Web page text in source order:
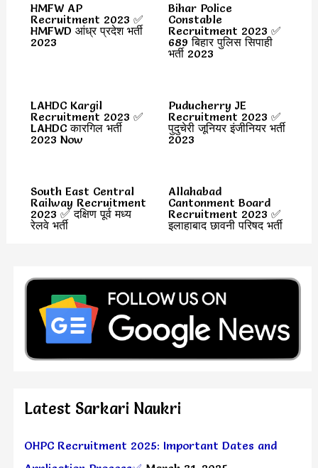
HMFW AP
Recruitment 2023 ✅
HMFWD आंध्र प्रदेश भर्ती
2023
Bihar Police
Constable
Recruitment 2023 ✅
689 बिहार पुलिस सिपाही
भर्ती 2023
LAHDC Kargil
Recruitment 2023 ✅
LAHDC कारगिल भर्ती
2023 Now
Puducherry JE
Recruitment 2023 ✅
पुदुचेरी जूनियर इंजीनियर भर्ती
2023
South East Central
Railway Recruitment
2023 ✅ दक्षिण पूर्व मध्य
रेलवे भर्ती
Allahabad
Cantonment Board
Recruitment 2023 ✅
इलाहाबाद छावनी परिषद भर्ती
Latest Sarkari Naukri
OHPC Recruitment 2025: Important Dates and